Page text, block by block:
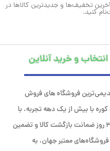
تخفیف‌ها و جدیدترین کالاها در
کنید.
و خرید آنلاین
فروشگاه های فروش
با بیش از یک دهه تجربه، با
پایبندی به سه اصل، پرداخت انلاین ،۳ روز ضمانت بازگشت کالا و تضمین
معتبر جهان، به